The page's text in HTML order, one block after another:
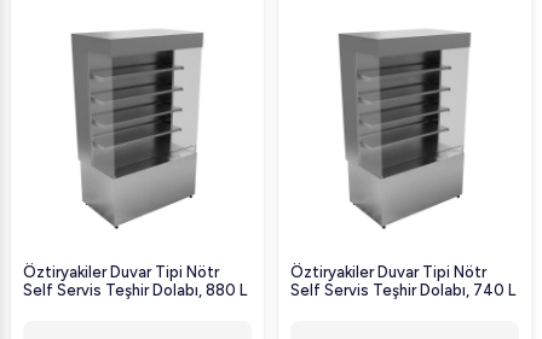
Öztiryakiler Duvar Tipi Nötr
Self Servis Teşhir Dolabı, 880 L
Öztiryakiler Duvar Tipi Nötr
Self Servis Teşhir Dolabı, 740 L